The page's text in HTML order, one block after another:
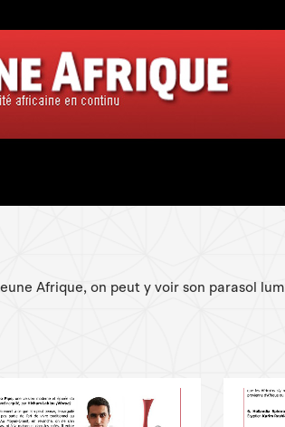
Afrique, on peut y voir son parasol